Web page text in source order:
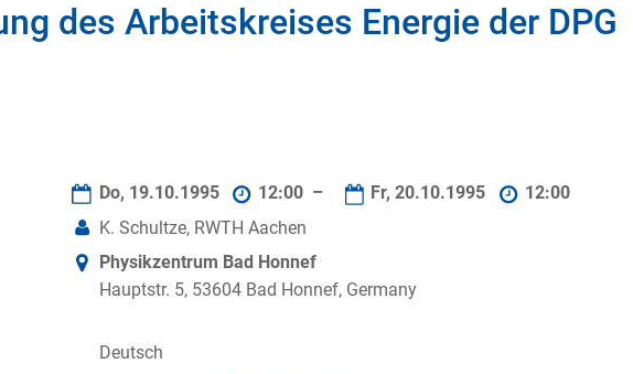
des Arbeitskreises Energie der DPG
Do, 19.10.1995 12:00 – Fr, 20.10.1995
12:00
K. Schultze, RWTH Aachen
Physikzentrum Bad Honnef
Hauptstr. 5, 53604 Bad Honnef, Germany
Deutsch